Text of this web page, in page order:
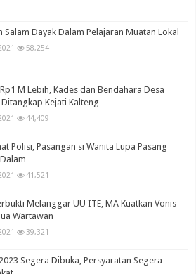
Salam Dayak Dalam Pelajaran Muatan Lokal
58,254
M Lebih, Kades dan Bendahara Desa
Ditangkap Kejati Kalteng
44,409
Polisi, Pasangan si Wanita Lupa Pasang
41,521
Melanggar UU ITE, MA Kuatkan Vonis
Wartawan
39,321
Segera Dibuka, Persyaratan Segera